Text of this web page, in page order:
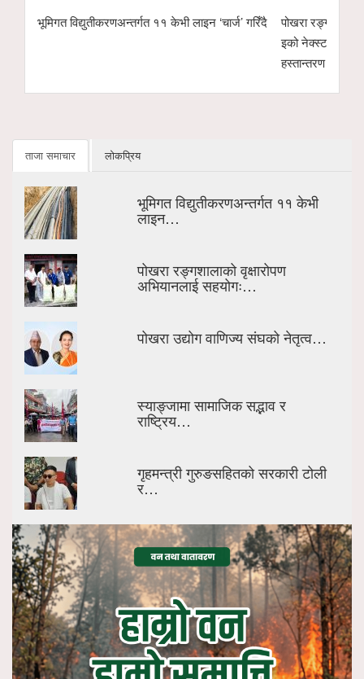
११ केभी लाइन ‘चार्ज’ गरिँदै
पोखरा रङ्गशालाको वृक्षारोपण अभियानलाई सहयोगः
इको नेक्स्ट टेक्नोलोजीद्वारा ४ सय केजी अर्गानिक मल
ताजा समाचार लोकप्रिय
भूमिगत विद्युतीकरणअन्तर्गत ११ केभी
लाइन…
पोखरा रङ्गशालाको वृक्षारोपण
अभियानलाई सहयोगः…
पोखरा उद्योग वाणिज्य संघको नेतृत्व…
स्याङ्जामा सामाजिक सद्भाव र
राष्ट्रिय…
गृहमन्त्री गुरुङसहितको सरकारी टोली
र…